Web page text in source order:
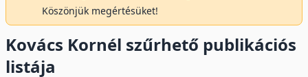
Köszönjük megértésüket!
Kovács Kornél szűrhető publikációs
listája